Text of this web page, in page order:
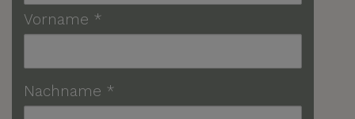
Vorname
Nachname